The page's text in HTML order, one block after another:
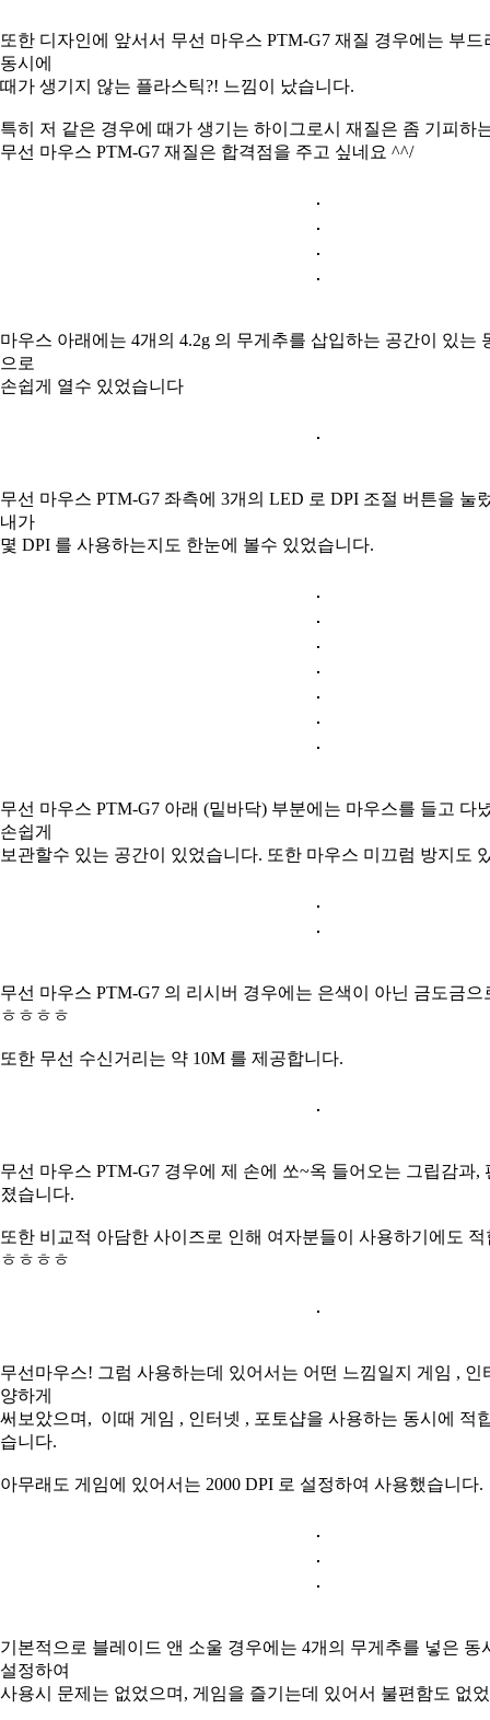
또한 디자인에 앞서서 무선 마우스 PTM-G7 재질 경우에는 부
동시에
때가 생기지 않는 플라스틱?! 느낌이 났습니다.
특히 저 같은 경우에 때가 생기는 하이그로시 재질은 좀 기피하
무선 마우스 PTM-G7 재질은 합격점을 주고 싶네요 ^^/
마우스 아래에는 4개의 4.2g 의 무게추를 삽입하는 공간이 있는
으로
손쉽게 열수 있었습니다
무선 마우스 PTM-G7 좌측에 3개의 LED 로 DPI 조절 버튼을 눌
내가
몇 DPI 를 사용하는지도 한눈에 볼수 있었습니다.
무선 마우스 PTM-G7 아래 (밑바닥) 부분에는 마우스를 들고 다
손쉽게
보관할수 있는 공간이 있었습니다. 또한 마우스 미끄럼 방지도
무선 마우스 PTM-G7 의 리시버 경우에는 은색이 아닌 금도금
ㅎㅎㅎㅎ
또한 무선 수신거리는 약 10M 를 제공합니다.
무선 마우스 PTM-G7 경우에 제 손에 쏘~옥 들어오는 그립감과,
졌습니다.
또한 비교적 아담한 사이즈로 인해 여자분들이 사용하기에도
ㅎㅎㅎㅎ
무선마우스! 그럼 사용하는데 있어서는 어떤 느낌일지 게임 , 인
양하게
써보았으며, 이때 게임 , 인터넷 , 포토샵을 사용하는 동시에 적
습니다.
아무래도 게임에 있어서는 2000 DPI 로 설정하여 사용했습니다.
기본적으로 블레이드 앤 소울 경우에는 4개의 무게추를 넣은 동
설정하여
사용시 문제는 없었으며, 게임을 즐기는데 있어서 불편함도 없